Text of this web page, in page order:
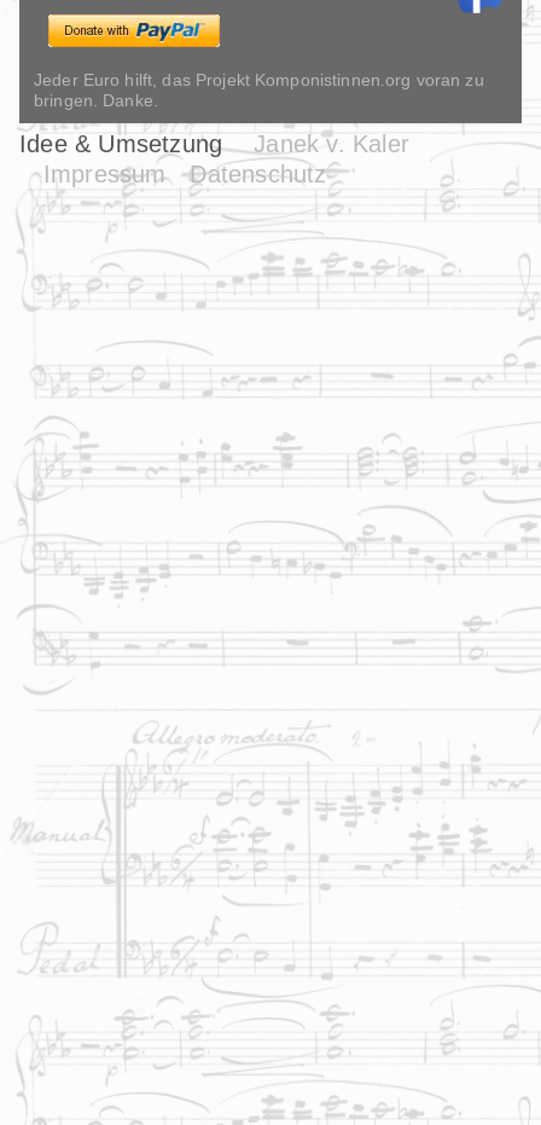
Jeder Euro hilft, das Projekt Komponistinnen.org voran zu
bringen. Danke.
Idee & Umsetzung
Janek v. Kaler
Impressum
Datenschutz